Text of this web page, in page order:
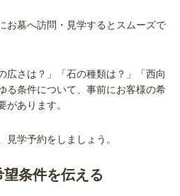
お墓へ訪問・見学するとスムーズで
広さは？」「石の種類は？」「西向
る条件について、事前にお客様の希
があります。
見学予約をしましょう。
条件を伝える